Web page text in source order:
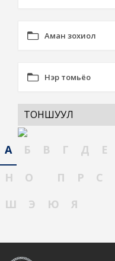
Аман зохиол
Нэр томьёо
ТОНШУУЛ
А Б В Г Д Е
Н
О П Р С
Ш
Э Ю Я